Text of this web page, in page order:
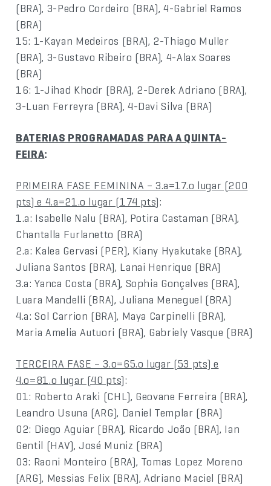
(BRA), 3-Pedro Cordeiro (BRA), 4-Gabriel Ramos
(BRA)
15: 1-Kayan Medeiros (BRA), 2-Thiago Muller
(BRA), 3-Gustavo Ribeiro (BRA), 4-Alax Soares
(BRA)
16: 1-Jihad Khodr (BRA), 2-Derek Adriano (BRA),
3-Luan Ferreyra (BRA), 4-Davi Silva (BRA)
BATERIAS PROGRAMADAS PARA A QUINTA-
FEIRA:
PRIMEIRA FASE FEMININA – 3.a=17.o lugar (200
pts) e 4.a=21.o lugar (174 pts):
1.a: Isabelle Nalu (BRA), Potira Castaman (BRA),
Chantalla Furlanetto (BRA)
2.a: Kalea Gervasi (PER), Kiany Hyakutake (BRA),
Juliana Santos (BRA), Lanai Henrique (BRA)
3.a: Yanca Costa (BRA), Sophia Gonçalves (BRA),
Luara Mandelli (BRA), Juliana Meneguel (BRA)
4.a: Sol Carrion (BRA), Maya Carpinelli (BRA),
Maria Amelia Autuori (BRA), Gabriely Vasque (BRA)
TERCEIRA FASE – 3.o=65.o lugar (53 pts) e
4.o=81.o lugar (40 pts):
01: Roberto Araki (CHL), Geovane Ferreira (BRA),
Leandro Usuna (ARG), Daniel Templar (BRA)
02: Diego Aguiar (BRA), Ricardo João (BRA), Ian
Gentil (HAV), José Muniz (BRA)
03: Raoni Monteiro (BRA), Tomas Lopez Moreno
(ARG), Messias Felix (BRA), Adriano Maciel (BRA)